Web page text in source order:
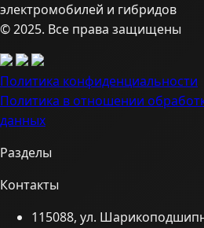
электромобилей и гибридов
© 2025. Все права защищены
Политика конфиденциальности
Политика в отношении
данных
Разделы
Контакты
115088, ул.